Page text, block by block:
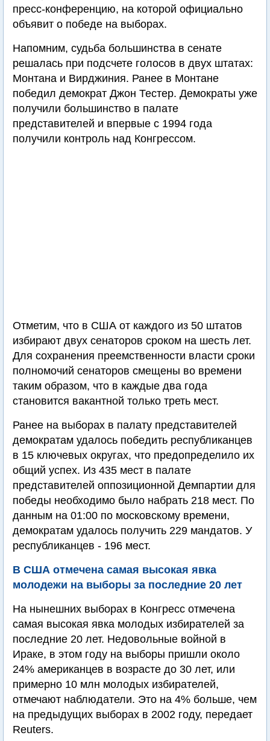
пресс-конференцию, на которой официально
объявит о победе на выборах.
Напомним, судьба большинства в сенате
решалась при подсчете голосов в двух штатах:
Монтана и Вирджиния. Ранее в Монтане
победил демократ Джон Тестер. Демократы уже
получили большинство в палате
представителей и впервые с 1994 года
получили контроль над Конгрессом.
Отметим, что в США от каждого из 50 штатов
избирают двух сенаторов сроком на шесть лет.
Для сохранения преемственности власти сроки
полномочий сенаторов смещены во времени
таким образом, что в каждые два года
становится вакантной только треть мест.
Ранее на выборах в палату представителей
демократам удалось победить республиканцев
в 15 ключевых округах, что предопределило их
общий успех. Из 435 мест в палате
представителей оппозиционной Демпартии для
победы необходимо было набрать 218 мест. По
данным на 01:00 по московскому времени,
демократам удалось получить 229 мандатов. У
республиканцев - 196 мест.
В США отмечена самая высокая явка
молодежи на выборы за последние 20 лет
На нынешних выборах в Конгресс отмечена
самая высокая явка молодых избирателей за
последние 20 лет. Недовольные войной в
Ираке, в этом году на выборы пришли около
24% американцев в возрасте до 30 лет, или
примерно 10 млн молодых избирателей,
отмечают наблюдатели. Это на 4% больше, чем
на предыдущих выборах в 2002 году, передает
Reuters.